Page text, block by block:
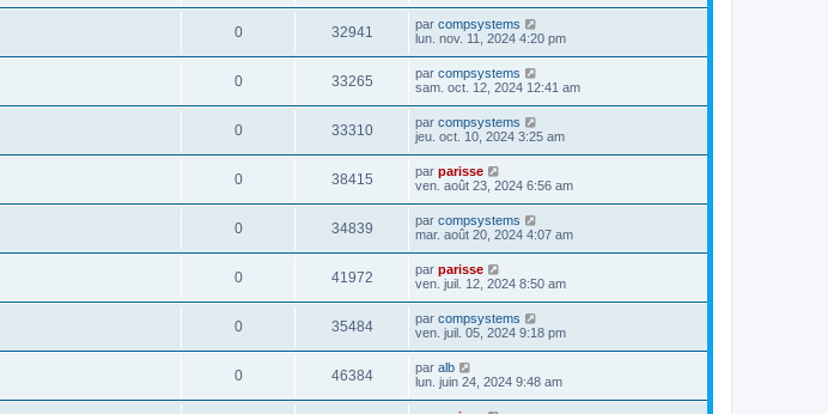
0 32941 par compsystems
lun. nov. 11, 2024 4:20 pm
0 33265 par compsystems
sam. oct. 12, 2024 12:41 am
0 33310 par compsystems
jeu. oct. 10, 2024 3:25 am
0 38415 par parisse
ven. août 23, 2024 6:56 am
0 34839 par compsystems
mar. août 20, 2024 4:07 am
0 41972 par parisse
ven. juil. 12, 2024 8:50 am
0 35484 par compsystems
ven. juil. 05, 2024 9:18 pm
0 46384 par alb
lun. juin 24, 2024 9:48 am